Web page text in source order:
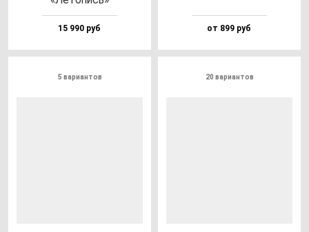
15 990 руб от 899 руб
5 вариантов 20 вариантов